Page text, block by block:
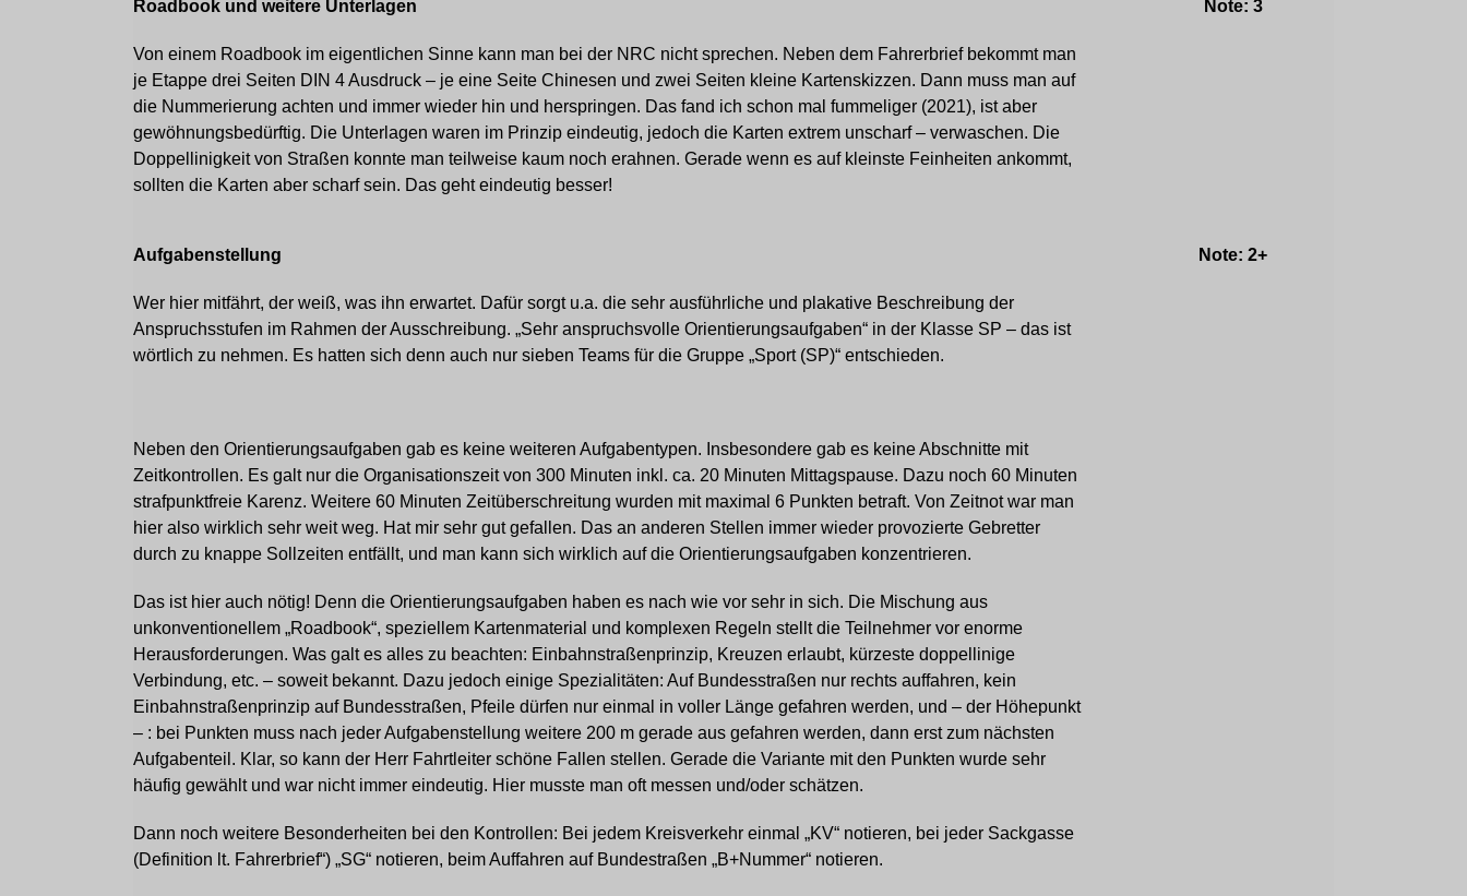
Roadbook und weitere Unterlagen
Von einem Roadbook im eigentlichen Sinne kann man bei der NRC nicht sprechen. Neben dem Fahrerbrief bekommt man
je Etappe drei Seiten DIN 4 Ausdruck – je eine Seite Chinesen und zwei Seiten kleine Kartenskizzen. Dann muss man auf
die Nummerierung achten und immer wieder hin und herspringen. Das fand ich schon mal fummeliger (2021), ist aber
gewöhnungsbedürftig. Die Unterlagen waren im Prinzip eindeutig, jedoch die Karten extrem unscharf – verwaschen. Die
Doppellinigkeit von Straßen konnte man teilweise kaum noch erahnen. Gerade wenn es auf kleinste Feinheiten ankommt,
sollten die Karten aber scharf sein. Das geht eindeutig besser!
Note: 3
Aufgabenstellung
Wer hier mitfährt, der weiß, was ihn erwartet. Dafür sorgt u.a. die sehr ausführliche und plakative Beschreibung der
Anspruchsstufen im Rahmen der Ausschreibung. „Sehr anspruchsvolle Orientierungsaufgaben“ in der Klasse SP – das ist
wörtlich zu nehmen. Es hatten sich denn auch nur sieben Teams für die Gruppe „Sport (SP)“ entschieden.
Neben den Orientierungsaufgaben gab es keine weiteren Aufgabentypen. Insbesondere gab es keine Abschnitte mit
Zeitkontrollen. Es galt nur die Organisationszeit von 300 Minuten inkl. ca. 20 Minuten Mittagspause. Dazu noch 60 Minuten
strafpunktfreie Karenz. Weitere 60 Minuten Zeitüberschreitung wurden mit maximal 6 Punkten betraft. Von Zeitnot war man
hier also wirklich sehr weit weg. Hat mir sehr gut gefallen. Das an anderen Stellen immer wieder provozierte Gebretter
durch zu knappe Sollzeiten entfällt, und man kann sich wirklich auf die Orientierungsaufgaben konzentrieren.
Das ist hier auch nötig! Denn die Orientierungsaufgaben haben es nach wie vor sehr in sich. Die Mischung aus
unkonventionellem „Roadbook“, speziellem Kartenmaterial und komplexen Regeln stellt die Teilnehmer vor enorme
Herausforderungen. Was galt es alles zu beachten: Einbahnstraßenprinzip, Kreuzen erlaubt, kürzeste doppellinige
Verbindung, etc. – soweit bekannt. Dazu jedoch einige Spezialitäten: Auf Bundesstraßen nur rechts auffahren, kein
Einbahnstraßenprinzip auf Bundesstraßen, Pfeile dürfen nur einmal in voller Länge gefahren werden, und – der Höhepunkt
– : bei Punkten muss nach jeder Aufgabenstellung weitere 200 m gerade aus gefahren werden, dann erst zum nächsten
Aufgabenteil. Klar, so kann der Herr Fahrtleiter schöne Fallen stellen. Gerade die Variante mit den Punkten wurde sehr
häufig gewählt und war nicht immer eindeutig. Hier musste man oft messen und/oder schätzen.
Dann noch weitere Besonderheiten bei den Kontrollen: Bei jedem Kreisverkehr einmal „KV“ notieren, bei jeder Sackgasse
(Definition lt. Fahrerbrief“) „SG“ notieren, beim Auffahren auf Bundestraßen „B+Nummer“ notieren.
Note: 2+